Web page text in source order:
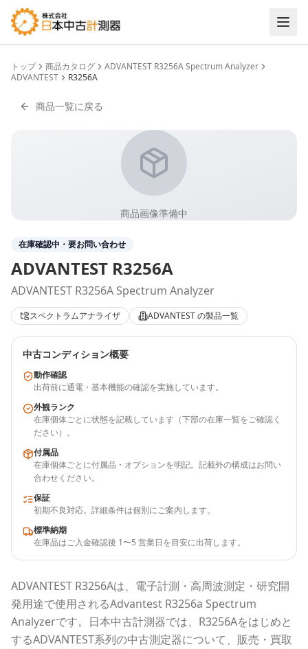
トップ 商品カタログ
ADVANTEST R3256A Spectrum Analyzer
ADVANTEST
R3256A
商品一覧に戻る
商品画像準備中
在庫確認中・要お問い合わせ
ADVANTEST R3256A
ADVANTEST R3256A Spectrum Analyzer
スペクトラムアナライザ ADVANTESTの製品一覧
中古コンディション概要
動作確認
出荷前に通電・基本機能の確認を実施しています。
外観ランク
在庫個体ごとに状態を記載しています（下部の在庫一覧をご確認く
ださい）。
付属品
在庫個体ごとに付属品・オプションを明記。記載外の構成はお問い
合わせください。
保証
初期不良対応。詳細条件は個別にご案内します。
標準納期
在庫品はご入金確認後 1〜5 営業日を目安に出荷します。
ADVANTEST R3256Aは、電子計測・高周波測定・研究開
発用途で使用されるAdvantest R3256a Spectrum
Analyzerです。 日本中古計測器では、 R3256Aをはじめと
するADVANTEST系列の中古測定器について、販売・買取